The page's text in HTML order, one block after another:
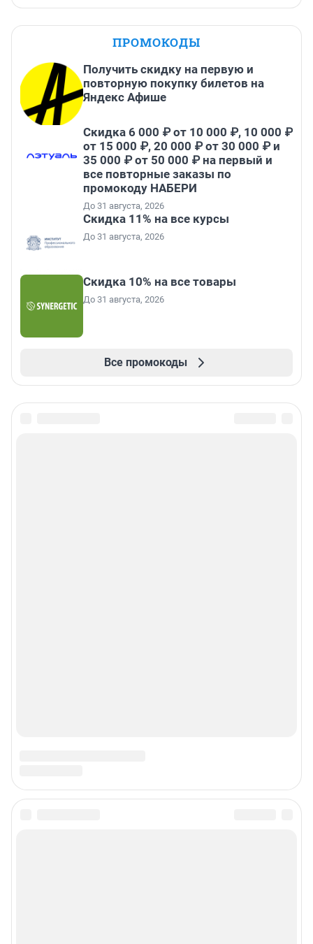
ПРОМОКОДЫ
Получить скидку на первую и
повторную покупку билетов на
Яндекс Афише
Скидка 6 000 ₽ от 10 000 ₽, 10 000 ₽
от 15 000 ₽, 20 000 ₽ от 30 000 ₽ и
35 000 ₽ от 50 000 ₽ на первый и
все повторные заказы по
промокоду НАБЕРИ
До 31 августа, 2026
Скидка 11% на все курсы
До 31 августа, 2026
Скидка 10% на все товары
До 31 августа, 2026
Все промокоды